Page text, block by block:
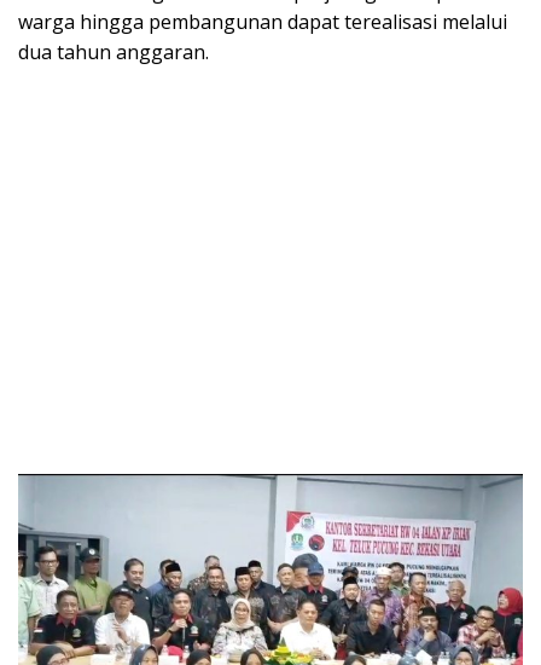
warga hingga pembangunan dapat terealisasi melalui
dua tahun anggaran.